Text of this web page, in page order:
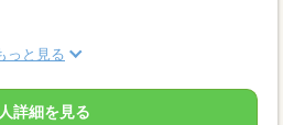
っと見る
詳細を見る